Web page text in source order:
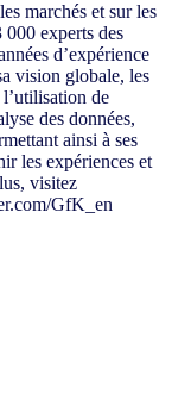
marchés et sur les
000 experts des
d’expérience
vision globale, les
de
des données,
ainsi à ses
les expériences et
visitez
GfK_en